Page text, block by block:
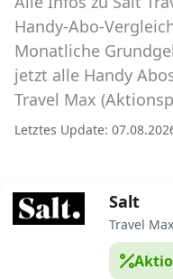
Abos für
Watches
Der gute alte
Alle
Handy-Abo-
Monatliche
jetzt alle Handy
Travel Max
Letztes Update:
Salt
Travel